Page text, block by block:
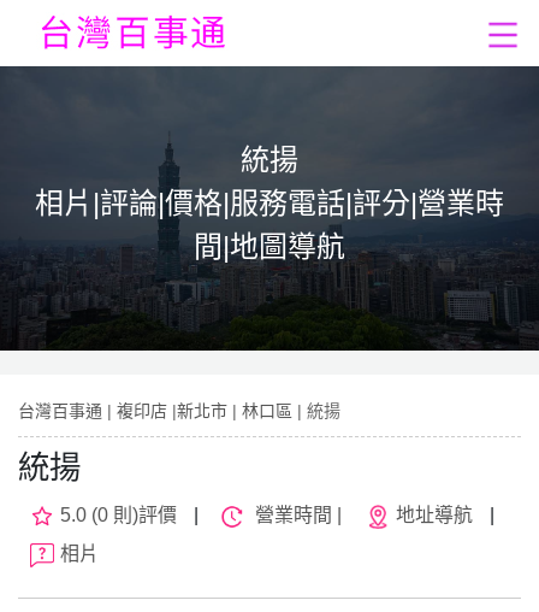
統揚
相片|評論|價格|服務電話|評分|營業時
間|地圖導航
台灣百事通 | 複印店 |新北市 | 林口區 | 統揚
統揚
5.0 (0 則)評價 營業時間 | 地址導航
相片